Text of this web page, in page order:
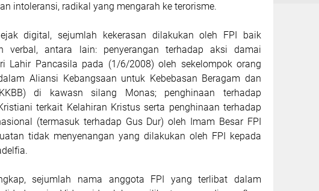
intoleransi, radikal yang mengarah ke terorisme.
digital, sejumlah kekerasan dilakukan oleh FPI baik
verbal, antara lain: penyerangan terhadap aksi damai
Lahir Pancasila pada (1/6/2008) oleh sekelompok orang
Aliansi Kebangsaan untuk Kebebasan Beragam dan
di kawasn silang Monas; penghinaan terhadap
terkait Kelahiran Kristus serta penghinaan terhadap
(termasuk terhadap Gus Dur) oleh Imam Besar FPI
tidak menyenangan yang dilakukan oleh FPI kepada
sejumlah nama anggota FPI yang terlibat dalam